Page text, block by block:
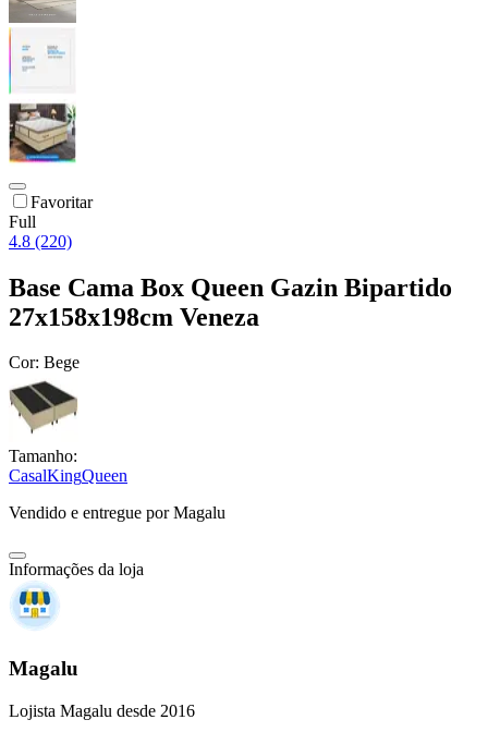
Favoritar
Full
4.8 (220)
Base Cama Box Queen Gazin Bipartido
27x158x198cm Veneza
Cor: Bege
Tamanho:
CasalKingQueen
Vendido e entregue por Magalu
Informações da loja
Magalu
Lojista Magalu desde 2016